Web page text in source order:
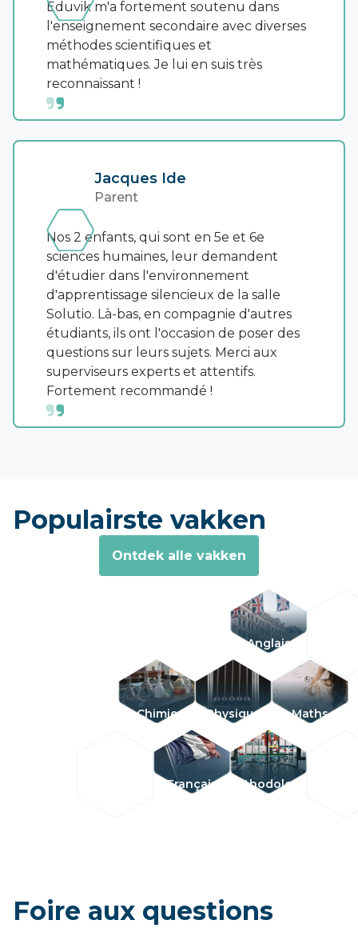
Eduvik m'a fortement soutenu dans
l'enseignement secondaire avec diverses
méthodes scientifiques et
mathématiques. Je lui en suis très
reconnaissant !
Jacques Ide
Parent
Nos 2 enfants, qui sont en 5e et 6e
sciences humaines, leur demandent
d'étudier dans l'environnement
d'apprentissage silencieux de la salle
Solutio. Là-bas, en compagnie d'autres
étudiants, ils ont l'occasion de poser des
questions sur leurs sujets. Merci aux
superviseurs experts et attentifs.
Fortement recommandé !
Populairste vakken
Ontdek alle vakken
Anglais
Chimie Physique Maths
Français Méthodologie
Foire aux questions